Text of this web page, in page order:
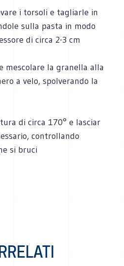
i torsoli e tagliarle in
sulla pasta in modo
di circa 2-3 cm
mescolare la granella alla
a velo, spolverando la
di circa 170° e lasciar
controllando
si bruci